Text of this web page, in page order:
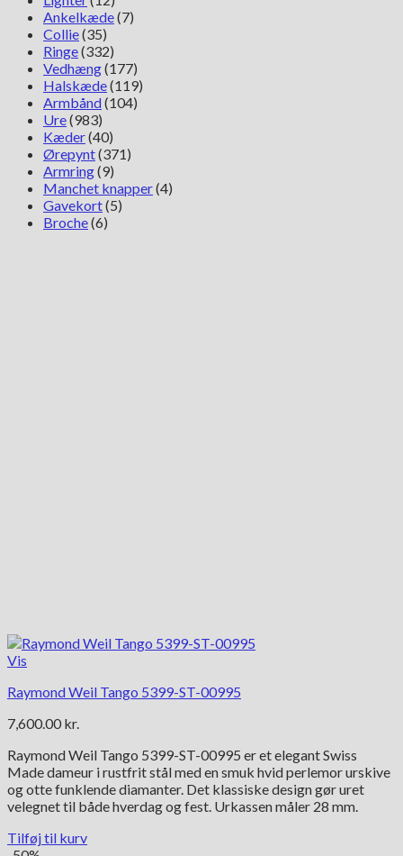
Ankelkæde(7)
Collie(35)
Ringe(332)
Vedhæng(177)
Halskæde(119)
Armbånd(104)
Ure(983)
Kæder(40)
Ørepynt(371)
Armring(9)
Manchet knapper(4)
Gavekort(5)
Broche(6)
Vis
Raymond Weil Tango 5399-ST-00995
7,600.00 kr.
Raymond Weil Tango 5399-ST-00995 er et elegant Swiss
Made dameur i rustfrit stål med en smuk hvid perlemor urskive
og otte funklende diamanter. Det klassiske design gør uret
velegnet til både hverdag og fest. Urkassen måler 28 mm.
Tilføj til kurv